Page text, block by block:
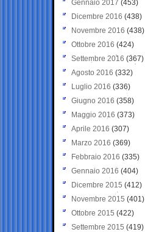
Gennaio 2017 (453)
Dicembre 2016 (438)
Novembre 2016 (438)
Ottobre 2016 (424)
Settembre 2016 (367)
Agosto 2016 (332)
Luglio 2016 (336)
Giugno 2016 (358)
Maggio 2016 (373)
Aprile 2016 (307)
Marzo 2016 (369)
Febbraio 2016 (335)
Gennaio 2016 (404)
Dicembre 2015 (412)
Novembre 2015 (401)
Ottobre 2015 (422)
Settembre 2015 (419)